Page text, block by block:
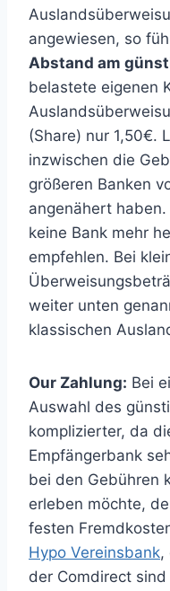
angewiesen, so
Abstand am
belastete eigenen
(Share) nur 1,50€.
inzwischen die
größeren Banken
angenähert
keine Bank mehr
empfehlen. Bei
weiter unten
klassischen
Our Zahlung: Bei
Auswahl des
komplizierter, da
Empfängerbank
bei den Gebühren
erleben möchte,
festen
Hypo Vereinsbank,
der Comdirect